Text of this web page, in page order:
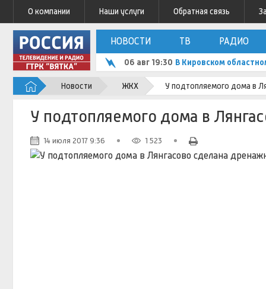
О компании Наши услуги Обратная связь
НОВОСТИ ТВ РАДИО
06 авг 19:30 В Кировском
Новости ЖКХ У подтопляемого дома в
У подтопляемого дома в
14 июля 2017 9:36 1 523